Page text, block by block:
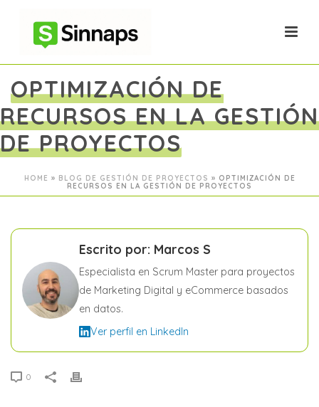
OPTIMIZACIÓN DE
RECURSOS EN LA GESTIÓN
DE PROYECTOS
HOME » BLOG DE GESTIÓN DE PROYECTOS » OPTIMIZACIÓN DE
RECURSOS EN LA GESTIÓN DE PROYECTOS
Escrito por: Marcos S
Especialista en Scrum Master para proyectos
de Marketing Digital y eCommerce basados
en datos.
Ver perfil en LinkedIn
0